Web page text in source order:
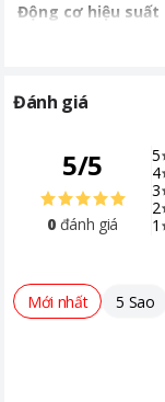
Động cơ hiệu suất
định. Nhờ khả năng
Đánh giá
5/5
0 đánh giá
5
4
3
2
1
Mới nhất 5 Sao